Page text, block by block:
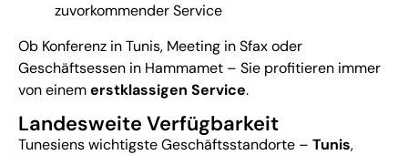
zuvorkommender Service
Ob Konferenz in Tunis, Meeting in Sfax oder
Geschäftsessen in Hammamet – Sie profitieren immer
von einemerstklassigen Service.
Landesweite Verfügbarkeit
Tunesiens wichtigste Geschäftsstandorte – Tunis,